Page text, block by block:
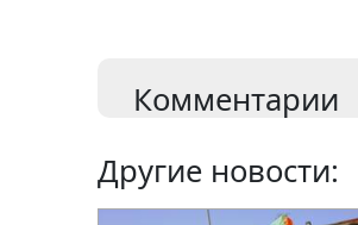
Комментарии
Другие новости: